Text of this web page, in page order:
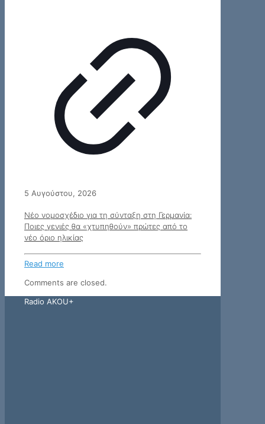
5 Αυγούστου, 2026
Νέο νομοσχέδιο για τη σύνταξη στη Γερμανία:
Ποιες γενιές θα «χτυπηθούν» πρώτες από το
νέο όριο ηλικίας
Read more
Comments are closed.
Radio AKOU+